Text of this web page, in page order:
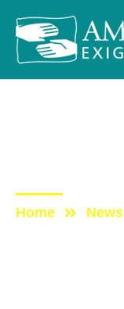
Home News